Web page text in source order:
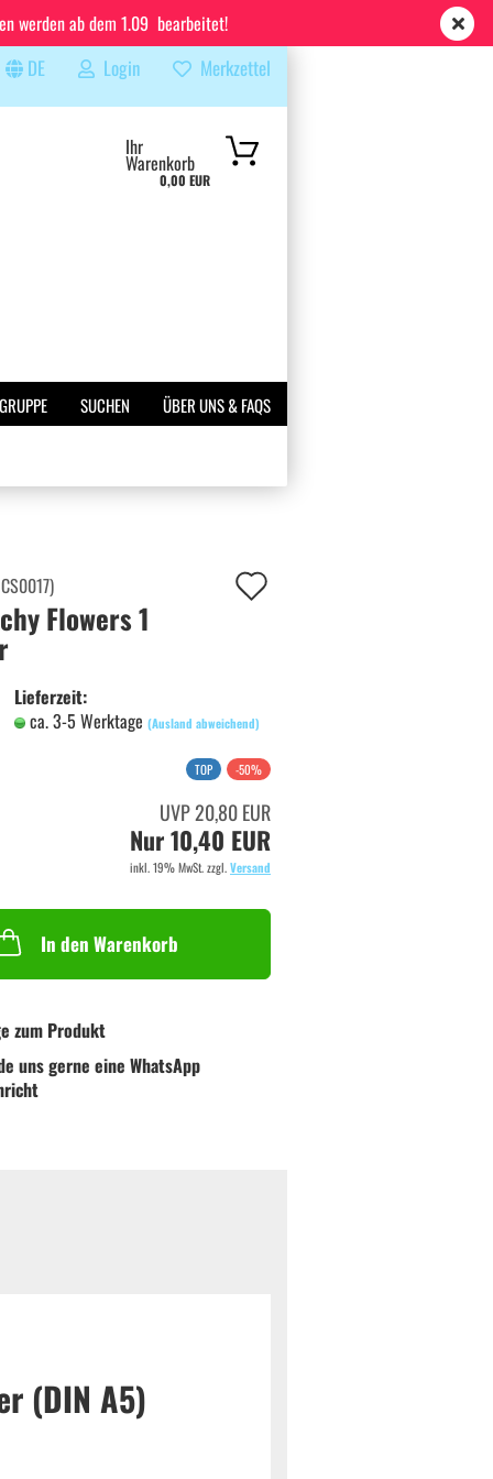
DE Login Merkzettel
Ihr
Warenkorb
0,00 EUR
werden ab dem 1.09 bearbeitet!
SUCHEN ÜBER UNS & FAQS
CS0017)
Flowers 1
Lieferzeit:
ca. 3-5 Werktage (Ausland abweichend)
TOP -50%
UVP 20,80 EUR
Nur 10,40 EUR
inkl. 19% MwSt. zzgl.Versand
In den Warenkorb
zum Produkt
uns gerne eine WhatsApp
(DIN A5)